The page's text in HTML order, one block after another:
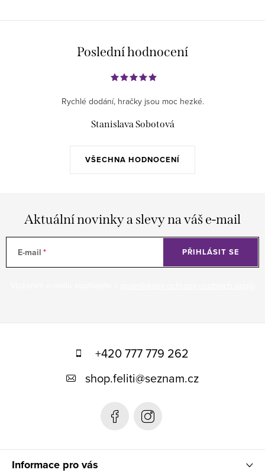
Poslední hodnocení
VŠECHNA HODNOCENÍ
Rychlé dodání, hračky jsou moc hezké.
Stanislava Sobotová
Aktuální novinky a slevy na váš e-mail
E-mail PŘIHLÁSIT SE
Informace pro vás
+420 777 779 262
shop.feliti@seznam.cz